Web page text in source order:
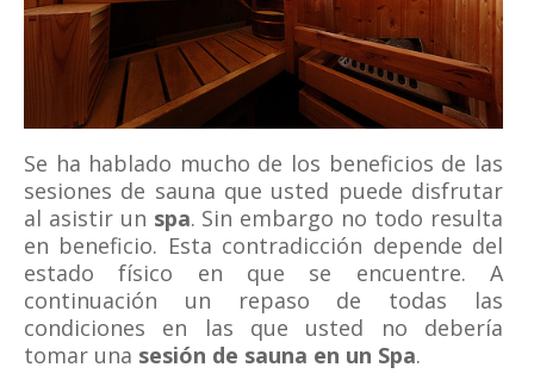
Se ha hablado mucho de los beneficios de las
sesiones de sauna que usted puede disfrutar
al asistir un spa. Sin embargo no todo resulta
en beneficio. Esta contradicción depende del
estado físico en que se encuentre. A
continuación un repaso de todas las
condiciones en las que usted no debería
tomar una sesión de sauna en un Spa.